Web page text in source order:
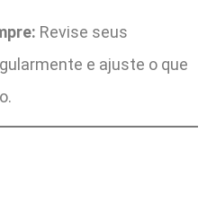
Revise seus
e ajuste o que